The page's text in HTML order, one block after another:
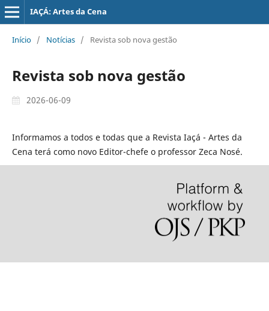
IAÇÁ: Artes da Cena
Início / Notícias / Revista sob nova gestão
Revista sob nova gestão
2026-06-09
Informamos a todos e todas que a Revista Iaçá - Artes da
Cena terá como novo Editor-chefe o professor Zeca Nosé.